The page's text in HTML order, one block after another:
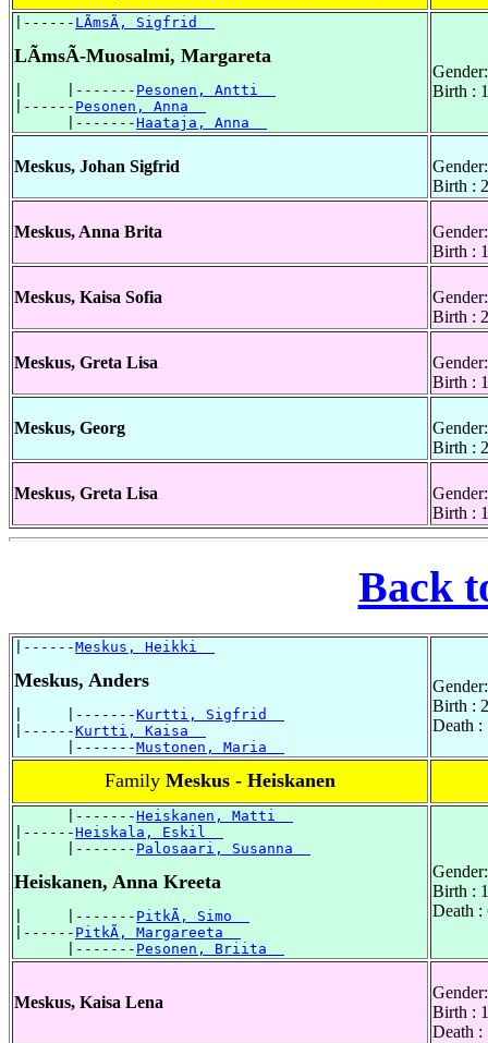
|------ LÃmsÃ, Sigfrid
LÃmsÃ-Muosalmi, Margareta
|     |------- Pesonen, Antti
|------ Pesonen, Anna
      |-------
Haataja, Anna
Birth :
Meskus, Johan Sigfrid
Birth :
Meskus, Anna Brita
Birth :
Meskus, Kaisa Sofia
Birth :
Meskus, Greta Lisa
Birth :
Meskus, Georg
Birth :
Meskus, Greta Lisa
Birth :
Back
|------Meskus, Heikki
Meskus, Anders
|     |-------Kurtti, Sigfrid
|------Kurtti, Kaisa
      |-------
Mustonen, Maria
Birth :
Death :
Family Meskus - Heiskanen
      |-------
Heiskanen, Matti
|------Heiskala, Eskil
|     |------- Palosaari, Susanna
Heiskanen, Anna Kreeta
|     |------- PitkÃ, Simo
|------ PitkÃ, Margareeta
      |-------
Pesonen, Briita
Birth :
Death :
Meskus, Kaisa Lena
Birth :
Death :